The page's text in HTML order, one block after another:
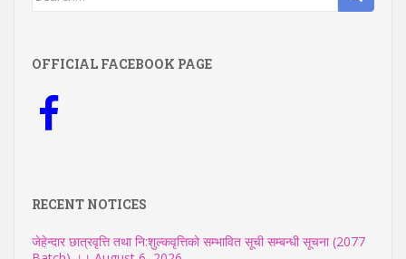
OFFICIAL FACEBOOK PAGE
RECENT NOTICES
जेहेन्दार छात्रवृत्ति तथा नि:शुल्कवृत्तिको सम्भावित सूची सम्बन्धी सूचना (2077